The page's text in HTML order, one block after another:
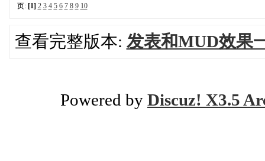
页: [1] 2 3 4 5 6 7 8 9 10
查看完整版本: 发表和MUD效果
Powered by Discuz! X3.5